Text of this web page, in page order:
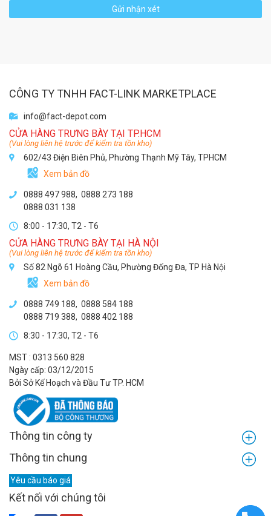
Gửi nhận xét
CÔNG TY TNHH FACT-LINK MARKETPLACE
info@fact-depot.com
CỬA HÀNG TRƯNG BÀY TẠI TP.HCM
(Vui lòng liên hệ trước để kiểm tra tồn kho)
602/43 Điện Biên Phủ, Phường Thạnh Mỹ Tây, TPHCM
Xem bản đồ
0888 497 988, 0888 273 188
0888 031 138
8:00 - 17:30, T2 - T6
CỬA HÀNG TRƯNG BÀY TẠI HÀ NỘI
(Vui lòng liên hệ trước để kiểm tra tồn kho)
Số 82 Ngõ 61 Hoàng Cầu, Phường Đống Đa, TP Hà Nội
Xem bản đồ
0888 749 188, 0888 584 188
0888 719 388, 0888 402 188
8:30 - 17:30, T2 - T6
MST : 0313 560 828
Ngày cấp: 03/12/2015
Bởi Sở Kế Hoạch và Đầu Tư TP. HCM
Thông tin công ty
Thông tin chung
Yêu cầu báo giá
Kết nối với chúng tôi